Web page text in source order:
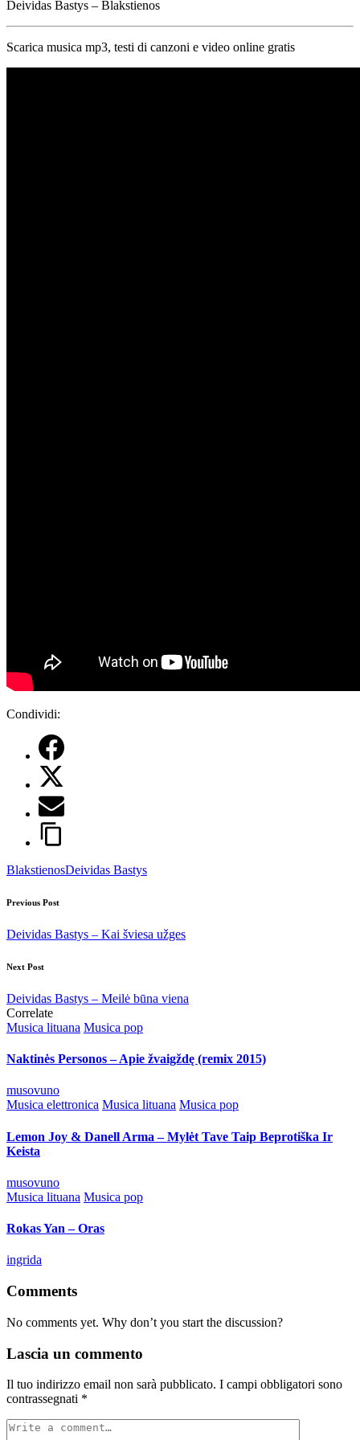
Deividas Bastys – Blakstienos
Scarica musica mp3, testi di canzoni e video online gratis
Condividi:
Tags:
BlakstienosDeividas Bastys
Post
navigation
Previous Post
Deividas Bastys – Kai šviesa užges
Next Post
Deividas Bastys – Meilė būna viena
Correlate
Posted
Musica lituana Musica pop
Naktinės Personos – Apie žvaigždę (remix 2015)
Posted
by
musovuno
Posted
Musica elettronica Musica lituana Musica pop
Lemon Joy & Danell Arma – Mylėt Tave Taip Beprotiška Ir
Keista
Posted
by
musovuno
Posted
Musica lituana Musica pop
Rokas Yan – Oras
Posted
ingrida
Comments
No comments yet. Why don’t you start the discussion?
Lascia un commento
Il tuo indirizzo email non sarà pubblicato. I campi obbligatori sono
contrassegnati *